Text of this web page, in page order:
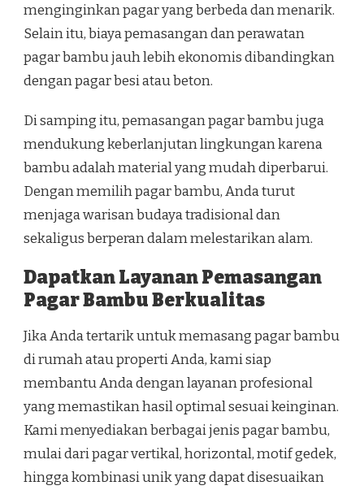
menginginkan pagar yang berbeda dan menarik.
Selain itu, biaya pemasangan dan perawatan
pagar bambu jauh lebih ekonomis dibandingkan
dengan pagar besi atau beton.
Di samping itu, pemasangan pagar bambu juga
mendukung keberlanjutan lingkungan karena
bambu adalah material yang mudah diperbarui.
Dengan memilih pagar bambu, Anda turut
menjaga warisan budaya tradisional dan
sekaligus berperan dalam melestarikan alam.
Dapatkan Layanan Pemasangan
Pagar Bambu Berkualitas
Jika Anda tertarik untuk memasang pagar bambu
di rumah atau properti Anda, kami siap
membantu Anda dengan layanan profesional
yang memastikan hasil optimal sesuai keinginan.
Kami menyediakan berbagai jenis pagar bambu,
mulai dari pagar vertikal, horizontal, motif gedek,
hingga kombinasi unik yang dapat disesuaikan